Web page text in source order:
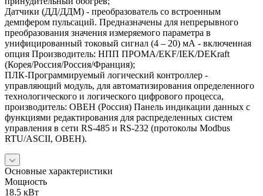
Датчики (ДД/ДДМ) - преобразователь со встроенным
демпфером пульсаций. Предназначены для непрерывного
преобразования значения измеряемого параметра в
унифицированный токовый сигнал (4 – 20) мА - включенная
опция Производитель: НПП ПРОМА/EKF/IEK/DEKraft
(Корея/Россия/Россия/Франция);
ПЛК-Программируемый логический контроллер -
управляющий модуль, для автоматизирования определенного
технологического и логического цифрового процесса,
производитель: ОВЕН (Россия) Панель индикации данных с
функциями редактирования для распределенных систем
управления в сети RS-485 и RS-232 (протоколы Modbus
RTU/ASCII, ОВЕН).
Основные характеристики
Мощность
18.5 кВт